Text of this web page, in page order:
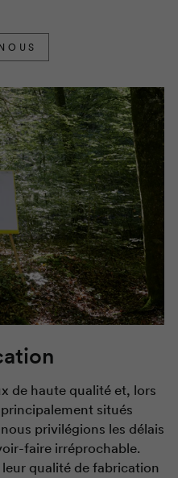
de haute qualité et, lors
situés
privilégions les délais
faire irréprochable.
qualité de fabrication